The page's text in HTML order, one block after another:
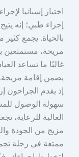
اختيار إسبانيا
إجراء طبي؛ إنه
بالحياة. يجمع
مريحة، مستمتعين
غالبًا ما تساعد
يضمن إقامة مريحة.
إذ يقدم الجراحون
سهولة الوصول
العالية للرعاية،
مزيج من الجودة
ممتعة في رحلة